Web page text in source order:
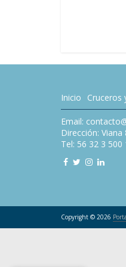
Inicio Cruceros
Email:
Dirección:
Tel: 56 32 3 500
Copyright © 2026